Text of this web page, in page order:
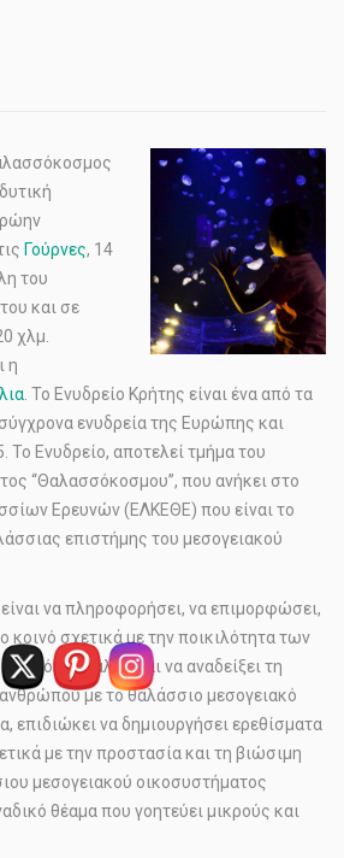
Γούρνες, 14
του
και σε
χλμ.
η
. Το Ενυδρείο Κρήτης είναι ένα από τα
ενυδρεία της Ευρώπης και
Το Ενυδρείο, αποτελεί τμήμα του
“Θαλασσόκοσμου”, που ανήκει στο
Ερευνών (ΕΛΚΕΘΕ) που είναι το
επιστήμης του μεσογειακού
να πληροφορήσει, να επιμορφώσει,
κοινό σχετικά με την ποικιλότητα των
αλλά και να αναδείξει τη
με το θαλάσσιο μεσογειακό
επιδιώκει να δημιουργήσει ερεθίσματα
με την προστασία και τη βιώσιμη
μεσογειακού οικοσυστήματος
θέαμα που γοητεύει μικρούς και